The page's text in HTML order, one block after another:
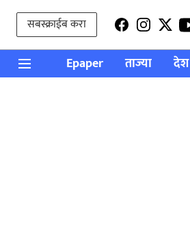
सबस्क्राईब करा
Epaper ताज्या देश